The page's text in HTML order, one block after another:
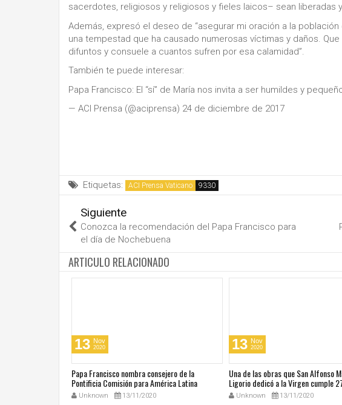
sacerdotes, religiosos y religiosos y fieles laicos– sean liberadas
Además, expresó el deseo de “asegurar mi oración a la
una tempestad que ha causado numerosas víctimas y daños.
difuntos y consuele a cuantos sufren por esa calamidad”.
También te puede interesar:
Papa Francisco: El “sí” de María nos invita a ser humildes y
— ACI Prensa (@aciprensa) 24 de diciembre de 2017
Etiquetas: ACI Prensa Vaticano
Siguiente
Conozca la recomendación del Papa Francisco para
el día de Nochebuena
ARTICULO RELACIONADO
13 Nov
2020
Papa Francisco nombra consejero de la
Pontificia Comisión para América Latina
Unknown 13/11/2020
13 Nov
2020
Una de las obras que San Alfonso
Ligorio dedicó a la Virgen cumple
Unknown 13/11/2020